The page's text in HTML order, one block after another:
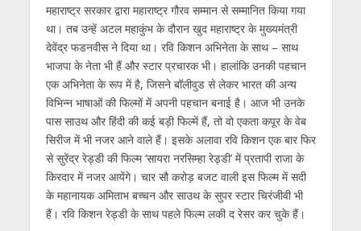
महाराष्‍ट्र सरकार द्वारा महाराष्‍ट्र गौरव सम्‍मान से सम्‍मानित किया गया
था। तब उन्‍हें अटल महाकुंभ के दौरान खुद महाराष्‍ट्र के मुख्‍यमंत्री
देवेंद्र फडनवीस ने दिया था। रवि किशन अभिनेता के साथ – साथ
भाजपा के नेता भी हैं और स्‍टार प्रचारक भी। हालांकि उनकी पहचान
एक अभिनेता के रूप में है, जिसने बॉलीवुड से लेकर भारत की अन्‍य
विभिन्‍न भाषाओं की फिल्‍मों में अपनी पहचान बनाई है। आज भी उनके
पास साउथ और हिंदी की कई बड़ी फिल्‍में हैं, तो वो एकता कपूर के वेब
सिरीज में भी नजर आने वाले हैं। इसके अलावा रवि किशन एक बार फिर
से सुरेंद्र रेड्डी की फिल्‍म ‘सायरा नरसिम्‍हा रेड्डी’ में प्रतापी राजा के
किरदार में नजर आयेंगे। चार सौ करोड़ बजट वाली इस फिल्‍म में सदी
के महानायक अमिताभ बच्‍चन और साउथ के सुपर स्‍टार चिरंजीवी भी
हैं। रवि किशन रेड्डी के साथ पहले फिल्‍म लकी द रेसर कर चुके हैं।